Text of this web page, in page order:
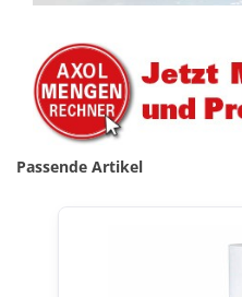
Passende Artikel